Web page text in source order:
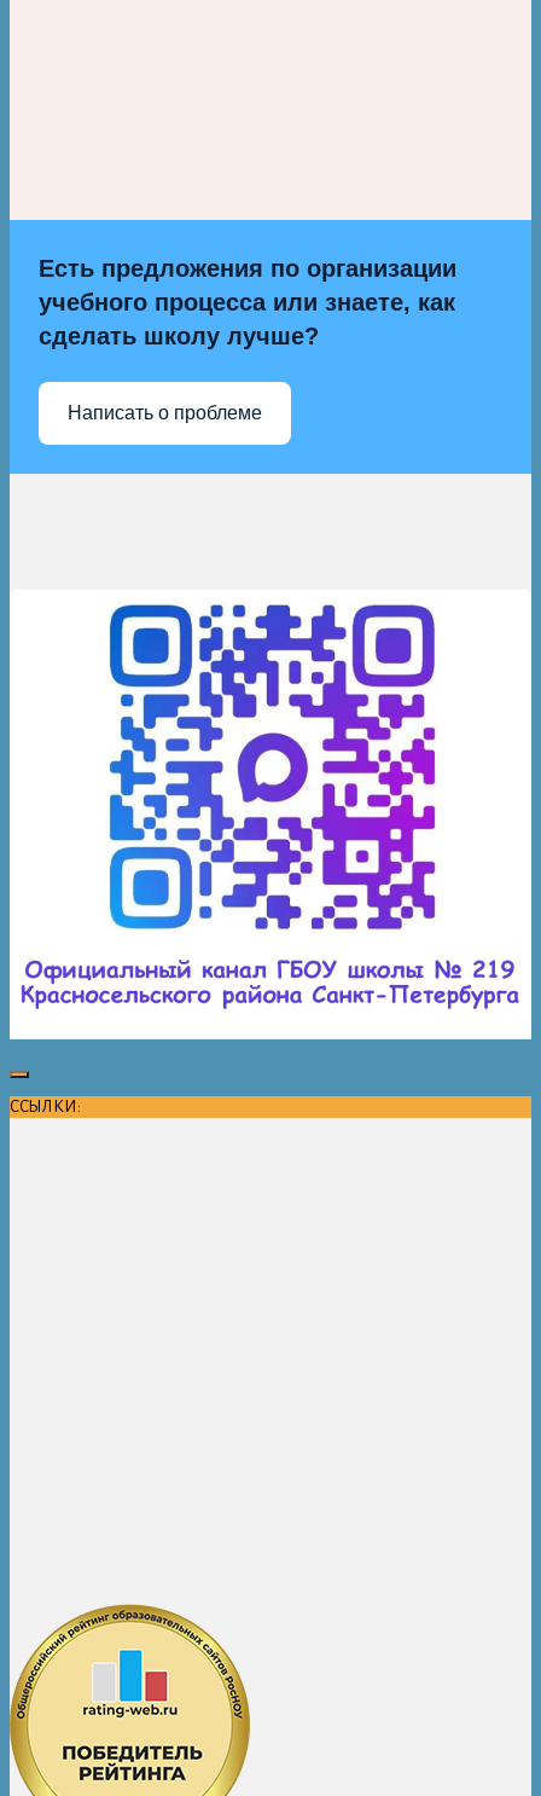
Есть предложения по организации
учебного процесса или знаете, как
сделать школу лучше?
Написать о проблеме
ССЫЛКИ: